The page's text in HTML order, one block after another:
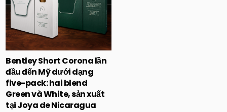
Bentley Short Corona lần
đầu đến Mỹ dưới dạng
five-pack: hai blend
Green và White, sản xuất
tại Joya de Nicaragua